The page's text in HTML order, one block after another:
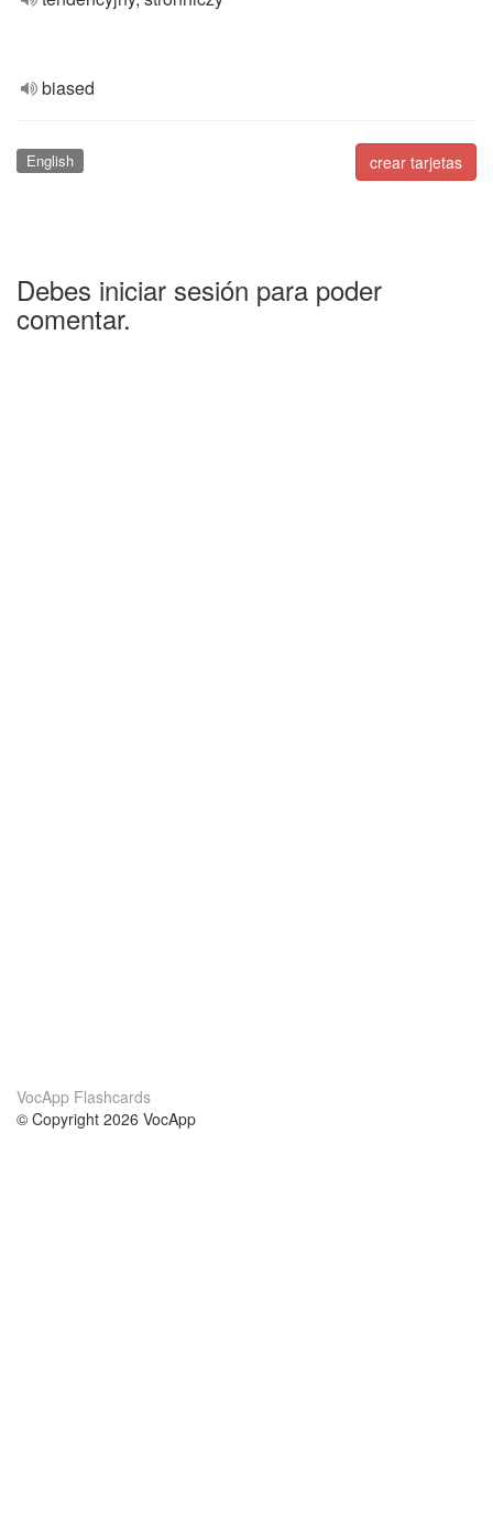
biased
crear tarjetas
English
Debes iniciar sesión para poder
comentar.
VocApp Flashcards
© Copyright 2026 VocApp